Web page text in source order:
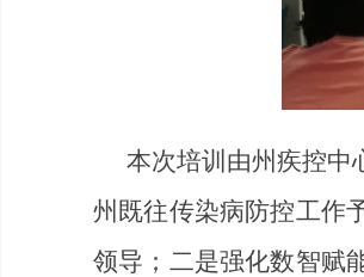
本次培训由州疾控中
州既往传染病防控工作
领导；二是强化数智赋